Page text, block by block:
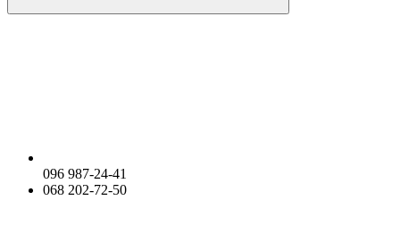
096 987-24-41
068 202-72-50